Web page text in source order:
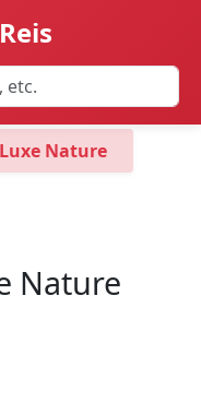
Nature
Nature